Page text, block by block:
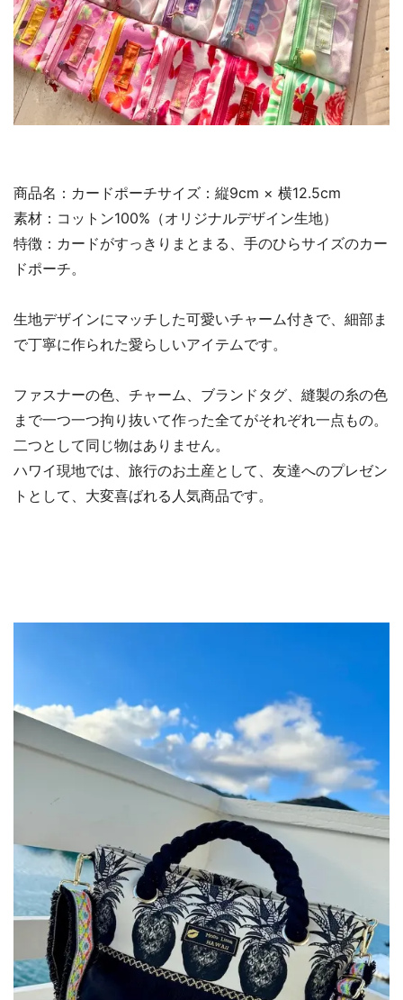
商品名：カードポーチサイズ：縦9cm × 横12.5cm
素材：コットン100%（オリジナルデザイン生地）
特徴：カードがすっきりまとまる、手のひらサイズのカー
ドポーチ。
生地デザインにマッチした可愛いチャーム付きで、細部ま
で丁寧に作られた愛らしいアイテムです。
ファスナーの色、チャーム、ブランドタグ、縫製の糸の色
まで一つ一つ拘り抜いて作った全てがそれぞれ一点もの。
二つとして同じ物はありません。
ハワイ現地では、旅行のお土産として、友達へのプレゼン
トとして、大変喜ばれる人気商品です。